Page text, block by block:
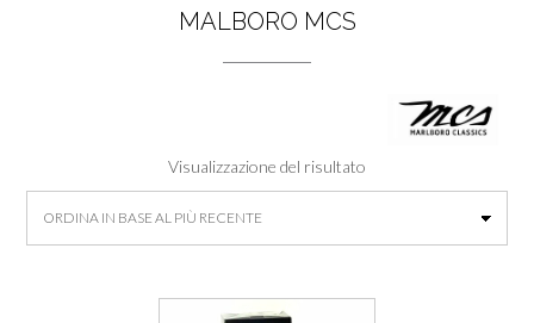
MALBORO MCS
Visualizzazione del risultato